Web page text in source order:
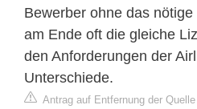
Bewerber ohne das
am Ende oft die gleiche
den Anforderungen der
Unterschiede.
Antrag auf Entfernung der Quelle